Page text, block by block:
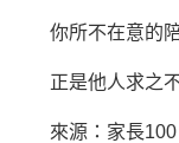
你所不在意的陪
正是他人求之不
來源：家長100